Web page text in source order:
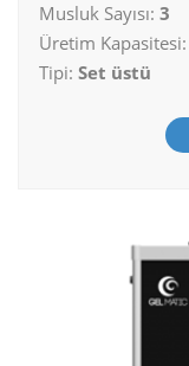
Musluk Sayısı: 3
Üretim Kapasitesi:
Tipi: Set üstü